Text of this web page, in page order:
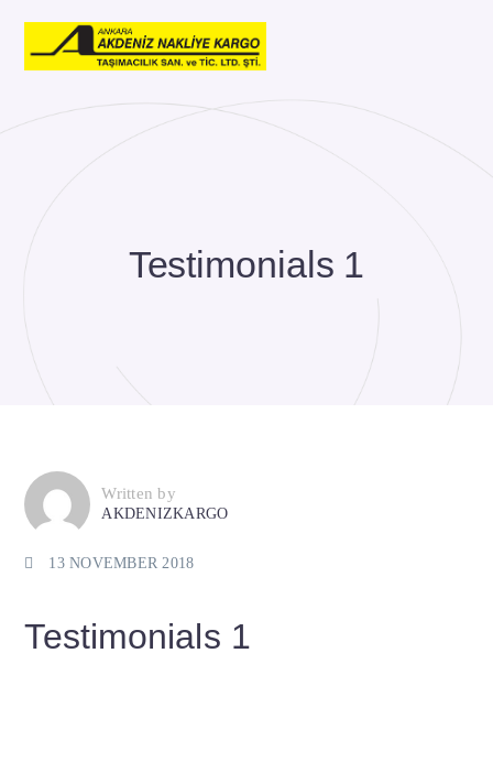
Testimonials 1
Written by
AKDENIZKARGO
13 NOVEMBER 2018
Testimonials 1